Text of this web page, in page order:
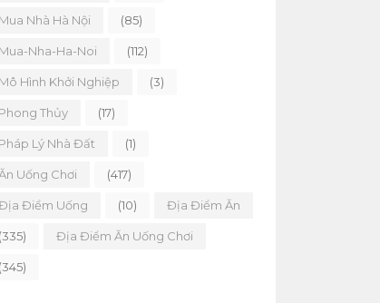
Mua Nhà Hà Nội (85)
Mua-Nha-Ha-Noi (112)
Mô Hình Khởi Nghiệp (3)
Phong Thủy (17)
Pháp Lý Nhà Đất (1)
Uống Chơi (417)
Điểm Uống (10) Địa Điểm Ăn
(335) Địa Điểm Ăn Uống Chơi
(345)